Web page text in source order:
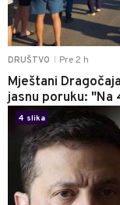
DRUŠTVO Pre 2 h
Mještani
jasnu poruku:
4 slika